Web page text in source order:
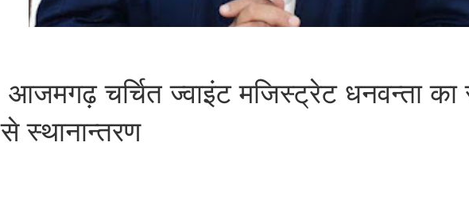
आजमगढ़ चर्चित ज्वाइंट मजिस्ट्रेट धनवन्ता का
से स्थानान्तरण